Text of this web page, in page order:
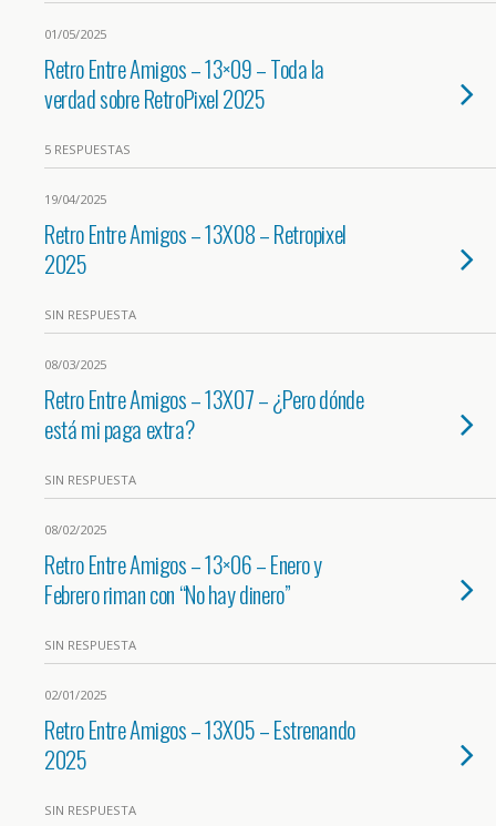
01/05/2025
Retro Entre Amigos – 13×09 – Toda la
verdad sobre RetroPixel 2025
5 RESPUESTAS
19/04/2025
Retro Entre Amigos – 13X08 – Retropixel
2025
SIN RESPUESTA
08/03/2025
Retro Entre Amigos – 13X07 – ¿Pero dónde
está mi paga extra?
SIN RESPUESTA
08/02/2025
Retro Entre Amigos – 13×06 – Enero y
Febrero riman con “No hay dinero”
SIN RESPUESTA
02/01/2025
Retro Entre Amigos – 13X05 – Estrenando
2025
SIN RESPUESTA